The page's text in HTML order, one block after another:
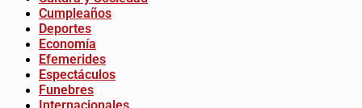
Cumpleaños
Deportes
Economía
Efemerides
Espectáculos
Funebres